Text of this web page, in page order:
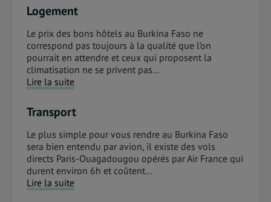
Logement
Le prix des bons hôtels au Burkina Faso ne
correspond pas toujours à la qualité que l’on
pourrait en attendre et ceux qui proposent la
climatisation ne se privent pas...
Lire la suite
Transport
Le plus simple pour vous rendre au Burkina Faso
sera bien entendu par avion, il existe des vols
directs Paris-Ouagadougou opérés par Air France qui
durent environ 6h et coûtent...
Lire la suite